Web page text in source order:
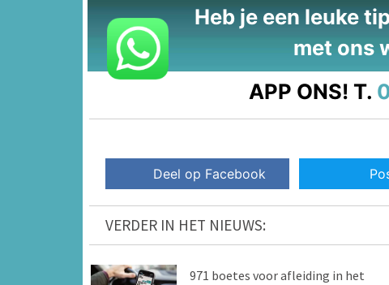
Heb je een leuke
met ons
APP ONS! T.
Deel op Facebook
VERDER IN HET NIEUWS:
971 boetes voor afleiding in het